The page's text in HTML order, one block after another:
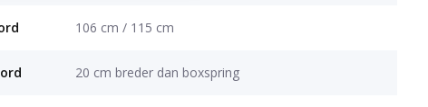
106 cm / 115 cm
20 cm breder dan boxspring